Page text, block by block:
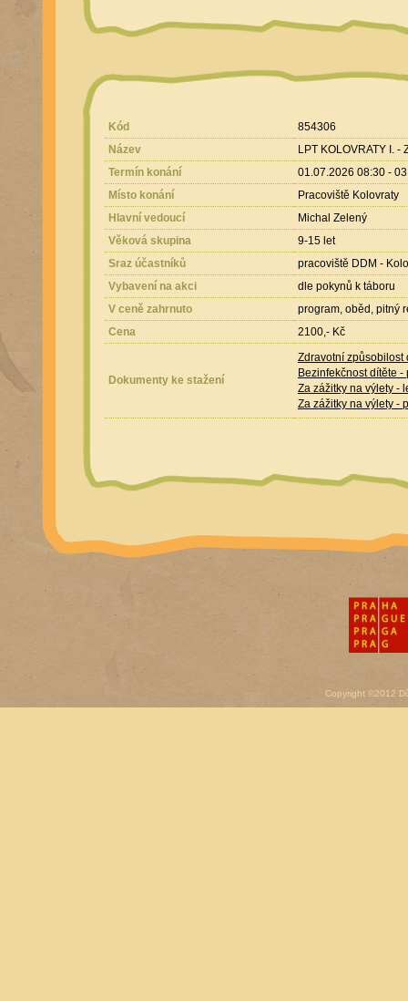
Kód
854306
Název
LPT KOLOVRATY I. -
Termín konání
01.07.2026 08:30 -
Místo konání
Pracoviště Kolovraty
Hlavní vedoucí
Michal Zelený
Věková skupina
9-15 let
Sraz účastníků
pracoviště DDM -
Vybavení na akci
dle pokynů k táboru
V ceně zahrnuto
program, oběd, pitný
Cena
2100,- Kč
Dokumenty ke stažení
Zdravotní způsobilost
Bezinfekčnost dítěte
Za zážitky na výlety -
Za zážitky na výlety -
Copyright ©2012